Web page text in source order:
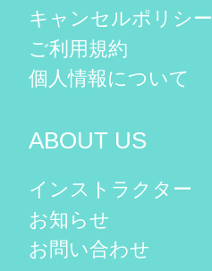
キャンセルポリシー
ご利用規約
個人情報について
ABOUT US
インストラクター
お知らせ
お問い合わせ